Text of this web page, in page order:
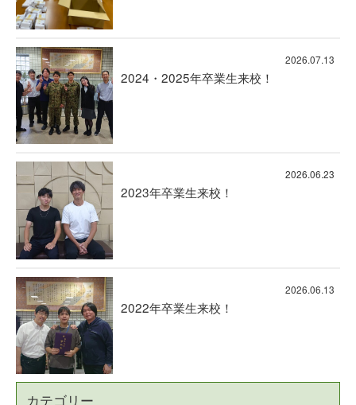
2026.07.13
2024・2025年卒業生来校！
2026.06.23
2023年卒業生来校！
2026.06.13
2022年卒業生来校！
カテゴリー